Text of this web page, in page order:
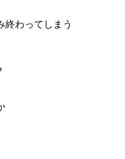
終わってしまう